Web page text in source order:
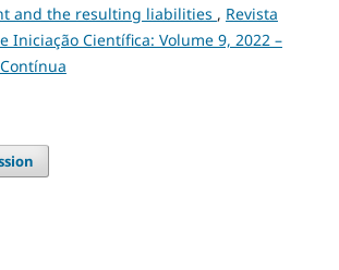
and the resulting liabilities , Revista
Iniciação Científica: Volume 9, 2022 –